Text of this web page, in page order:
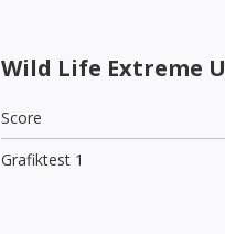
Wild Life Extreme
Score
Grafiktest 1